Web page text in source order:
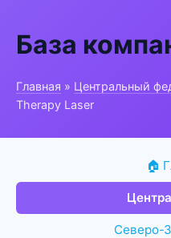
База
Главная » Центральный
Therapy Laser
🏠
Северо-